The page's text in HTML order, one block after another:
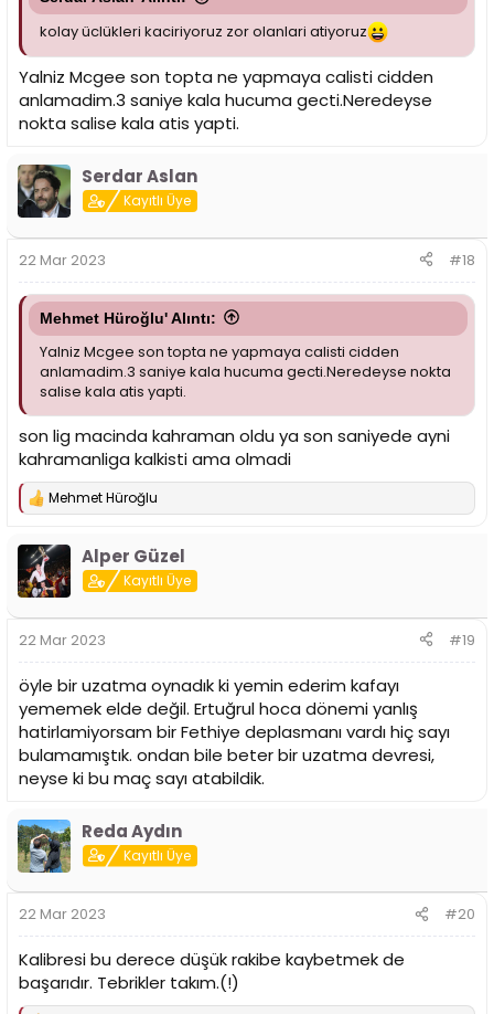
kolay üclükleri kaciriyoruz zor olanlari atiyoruz
Yalniz Mcgee son topta ne yapmaya calisti cidden
anlamadim.3 saniye kala hucuma gecti.Neredeyse
nokta salise kala atis yapti.
Serdar Aslan
Kayıtlı Üye
22 Mar 2023 #18
Mehmet Hüroğlu' Alıntı:
Yalniz Mcgee son topta ne yapmaya calisti cidden
anlamadim.3 saniye kala hucuma gecti.Neredeyse nokta
salise kala atis yapti.
son lig macinda kahraman oldu ya son saniyede ayni
kahramanliga kalkisti ama olmadi
T
p
k
i
l
:
Mehmet Hüroğlu
Alper Güzel
Kayıtlı Üye
22 Mar 2023 #19
öyle bir uzatma oynadık ki yemin ederim kafayı
yememek elde değil. Ertuğrul hoca dönemi yanlış
hatirlamiyorsam bir Fethiye deplasmanı vardı hiç sayı
bulamamıştık. ondan bile beter bir uzatma devresi,
neyse ki bu maç sayı atabildik.
Reda Aydın
Kayıtlı Üye
22 Mar 2023 #20
Kalibresi bu derece düşük rakibe kaybetmek de
başarıdır. Tebrikler takım.(!)